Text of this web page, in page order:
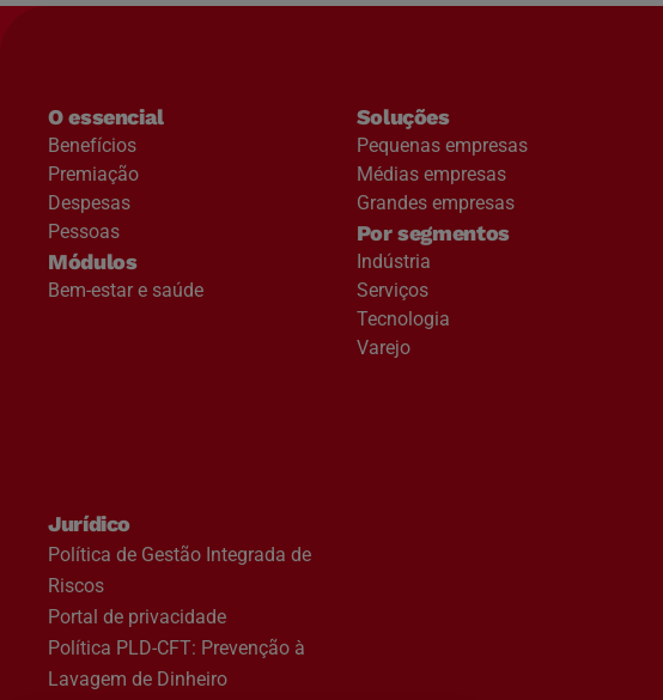
O essencial
Benefícios
Premiação
Despesas
Pessoas
Módulos
Bem-estar e saúde
Soluções
Pequenas empresas
Médias empresas
Grandes empresas
Por segmentos
Indústria
Serviços
Tecnologia
Varejo
Jurídico
Política de Gestão Integrada de
Riscos
Portal de privacidade
Política PLD-CFT: Prevenção à
Lavagem de Dinheiro